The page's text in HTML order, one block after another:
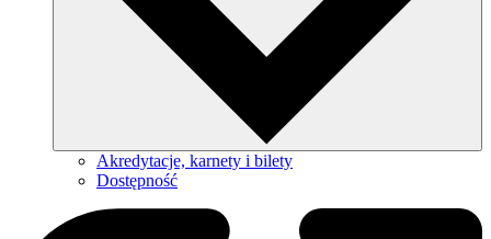
Akredytacje, karnety i bilety
Dostępność